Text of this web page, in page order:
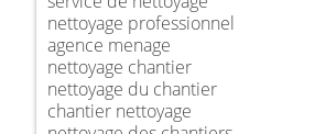
nettoyage professionnel
agence menage
nettoyage chantier
nettoyage du chantier
chantier nettoyage